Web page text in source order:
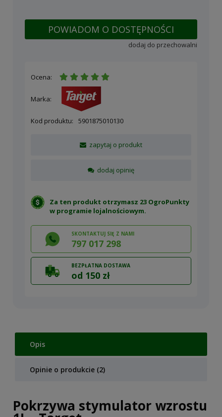
POWIADOM O DOSTĘPNOŚCI
dodaj do przechowalni
Ocena:
Marka:
Kod produktu: 5901875010130
zapytaj o produkt
dodaj opinię
Za ten produkt otrzymasz 23 OgroPunkty
w programie lojalnościowym.
SKONTAKTUJ SIĘ Z NAMI
797 017 298
BEZPŁATNA DOSTAWA
od 150 zł
Opis
Opinie o produkcie (2)
Pokrzywa stymulator wzrostu